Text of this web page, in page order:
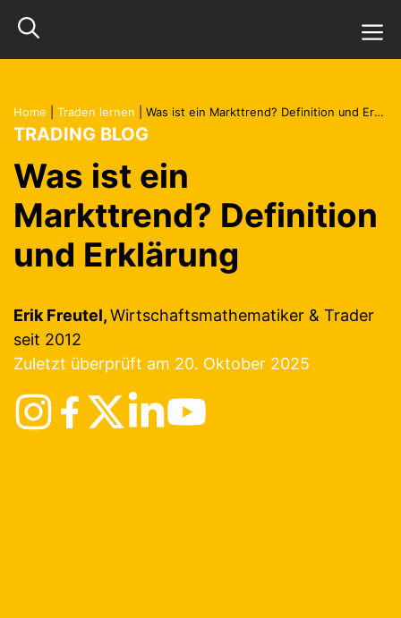
Inhalt
springen
Home Traden lernen Was ist ein Markttrend? Definition und Erklärung
TRADING BLOG
Was ist ein
Markttrend? Definition
und Erklärung
Erik Freutel,Wirtschaftsmathematiker & Trader
seit 2012
Zuletzt überprüft am 20. Oktober 2025